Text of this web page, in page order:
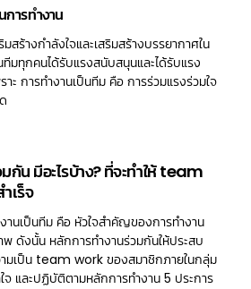
การทำงาน
สร้างกำลังใจและเสริมสร้างบรรยากาศใน
มทุกคนได้รับแรงสนับสนุนและได้รับแรง
ะ การทำงานเป็นทีม คือ การร่วมแรงร่วมใจ
กัน มีอะไรบ้าง? ที่จะทำให้ team
เร็จ
านเป็นทีม คือ หัวใจสำคัญของการทำงาน
ดังนั้น หลักการทำงานร่วมกันให้ประสบ
ามเป็น team work ของสมาชิกภายในกลุ่ม
ใจ และปฏิบัติตามหลักการทำงาน 5 ประการ